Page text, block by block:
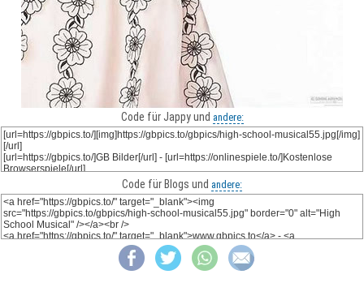
Code für Jappy und andere:
Code für Blogs und andere: